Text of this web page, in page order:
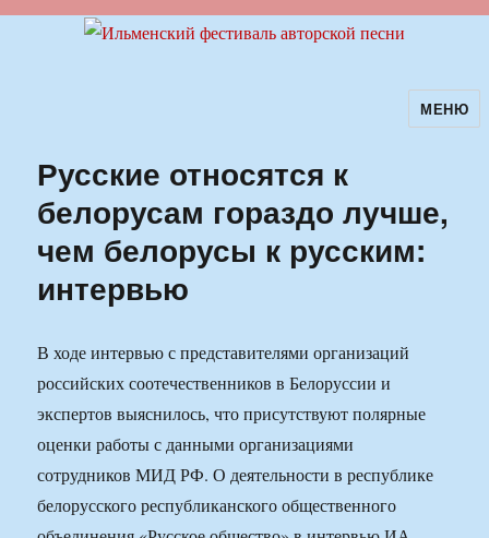
Ильменский фестиваль авторскойМЕНЮ
Русские относятся к
белорусам гораздо лучше,
чем белорусы к русским:
интервью
В ходе интервью с представителями организаций
российских соотечественников в Белоруссии и
экспертов выяснилось, что присутствуют полярные
оценки работы с данными организациями
сотрудников МИД РФ. О деятельности в республике
белорусского республиканского общественного